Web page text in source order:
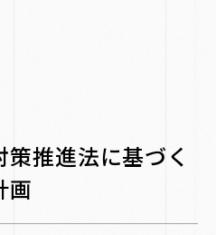
推進法に基づく
画